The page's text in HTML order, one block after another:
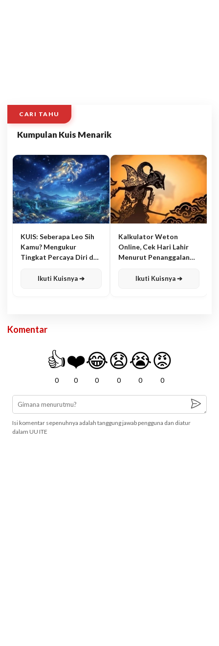
CARI TAHU
Kumpulan Kuis Menarik
KUIS: Seberapa Leo Sih
Kamu? Mengukur
Tingkat Percaya Diri dan
Ikuti Kuisnya ➔
Kalkulator Weton
Online, Cek Hari Lahir
Menurut Penanggalan
Ikuti Kuisnya ➔
Komentar
👍
0
❤️
0
😂
0
😧
0
😭
0
😡
0
Isi komentar sepenuhnya adalah tanggung jawab pengguna dan diatur
dalam UU ITE